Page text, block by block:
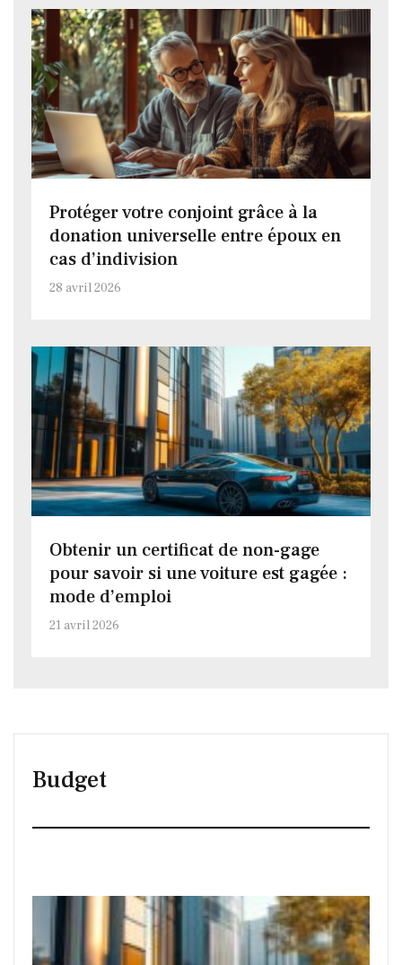
Protéger votre conjoint grâce à la
donation universelle entre époux en
cas d’indivision
28 avril 2026
Obtenir un certificat de non-gage
pour savoir si une voiture est gagée :
mode d’emploi
21 avril 2026
Budget